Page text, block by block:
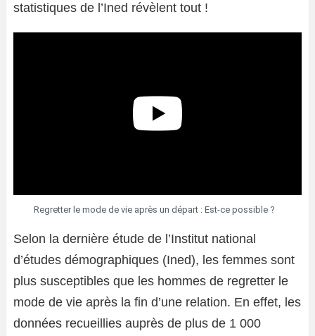
statistiques de l’Ined révèlent tout !
Regretter le mode de vie après un départ : Est-ce possible ?
Selon la dernière étude de l’Institut national
d’études démographiques (Ined), les femmes sont
plus susceptibles que les hommes de regretter le
mode de vie après la fin d’une relation. En effet, les
données recueillies auprès de plus de 1 000